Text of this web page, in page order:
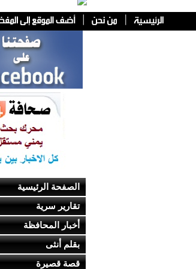
الصفحة الرئيسية
تقارير سرية
أخبار المحافظة
بقلم أنثى
قصة قصيرة